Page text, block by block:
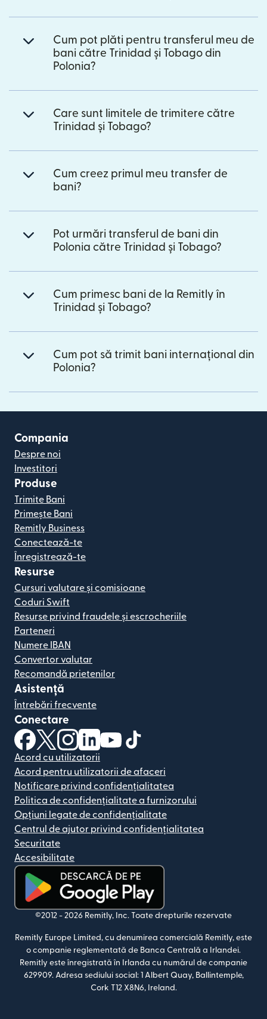
Cum pot plăti pentru transferul meu de
bani către Trinidad și Tobago din
Polonia?
Care sunt limitele de trimitere către
Trinidad și Tobago?
Cum creez primul meu transfer de
bani?
Pot urmări transferul de bani din
Polonia către Trinidad și Tobago?
Cum primesc bani de la Remitly în
Trinidad și Tobago?
Cum pot să trimit bani internațional din
Polonia?
Compania
Despre noi
Investitori
Produse
Trimite Bani
Primește Bani
Remitly Business
Conectează-te
Înregistrează-te
Resurse
Cursuri valutare și comisioane
Coduri Swift
Resurse privind fraudele și escrocheriile
Parteneri
Numere IBAN
Convertor valutar
Recomandă prietenilor
Asistență
Întrebări frecvente
Conectare
(se deschide într-o fereastră nouă)
(se deschide într-o fereastră nouă)
(se deschide într-o fereastră nouă)
(se deschide într-o fereastră nouă)
(se deschide într-o fereastră
Acord cu utilizatorii
Acord pentru utilizatorii de afaceri
Notificare privind confidențialitatea
Politica de confidențialitate a furnizorului
Opțiuni legate de confidențialitate
Centrul de ajutor privind confidențialitatea
Securitate
Accesibilitate
(se deschide într-o fereastră nouă)
©2012 - 2026 Remitly, Inc. Toate drepturile rezervate
Remitly Europe Limited, cu denumirea comercială Remitly, este
o companie reglementată de Banca Centrală a Irlandei.
Remitly este înregistrată în Irlanda cu numărul de companie
629909. Adresa sediului social: 1 Albert Quay, Ballintemple,
Cork T12 X8N6, Ireland.